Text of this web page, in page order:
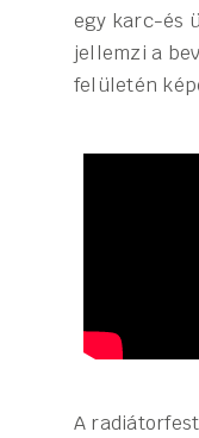
egy karc-és
jellemzi a
felületén
A